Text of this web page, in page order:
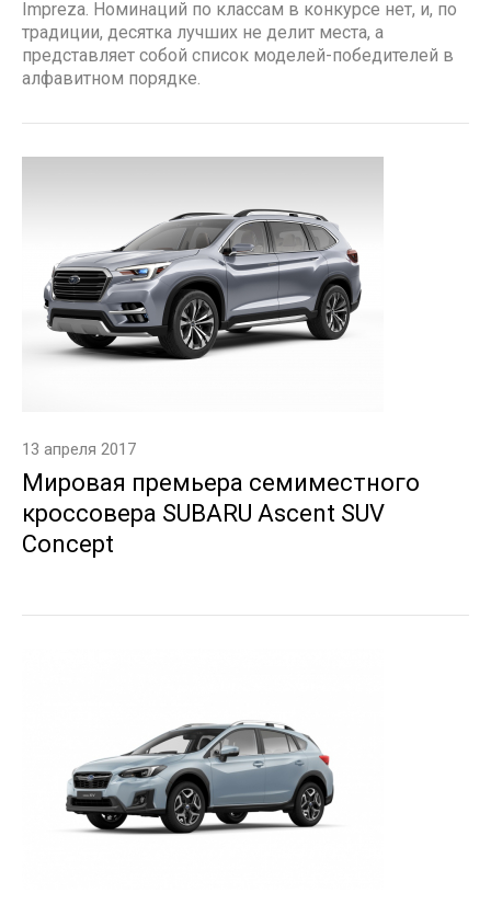
Impreza. Номинаций по классам в конкурсе нет, и, по
традиции, десятка лучших не делит места, а
представляет собой список моделей-победителей в
алфавитном порядке.
13 апреля 2017
Мировая премьера семиместного
кроссовера SUBARU Ascent SUV
Concept